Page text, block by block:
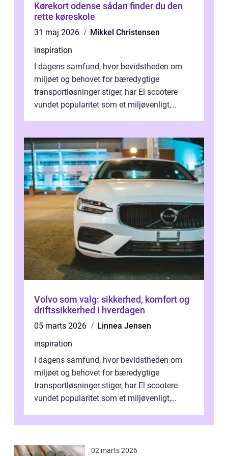
Kørekort odense sådan finder du den
rette køreskole
31 maj 2026
Mikkel Christensen
inspiration
I dagens samfund, hvor bevidstheden om
miljøet og behovet for bæredygtige
transportløsninger stiger, har El scootere
vundet popularitet som et miljøvenligt,
Volvo som valg: sikkerhed, komfort og
driftssikkerhed i hverdagen
05 marts 2026
Linnea Jensen
inspiration
I dagens samfund, hvor bevidstheden om
miljøet og behovet for bæredygtige
transportløsninger stiger, har El scootere
vundet popularitet som et miljøvenligt,
02 marts 2026